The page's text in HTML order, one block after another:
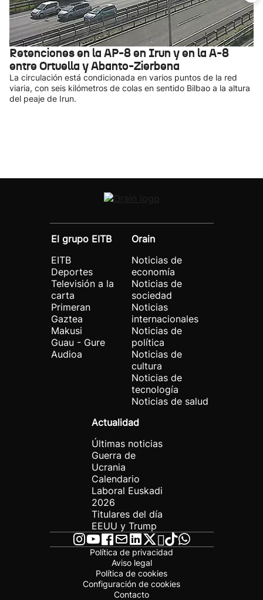
Retenciones en la AP-8 en Irun y en la A-8
entre Ortuella y Abanto-Zierbena
La circulación está condicionada en varios puntos de la red
viaria, con seis kilómetros de colas en sentido Bilbao a la altura
del peaje de Irun.
El grupo EITB
EITB
Deportes
Televisión a la
carta
Primeran
Gaztea
Makusi
Guau - Gure
Audioa
Orain
Noticias de
economía
Noticias de
sociedad
Noticias
internacionales
Noticias de
política
Noticias de
cultura
Noticias de
tecnología
Noticias de salud
Actualidad
Últimas noticias
Guerra de
Ucrania
Calendario
Laboral Euskadi
2026
Titulares del día
EEUU y Trump
Política de privacidad
Aviso legal
Política de cookies
Configuración de cookies
Contacto